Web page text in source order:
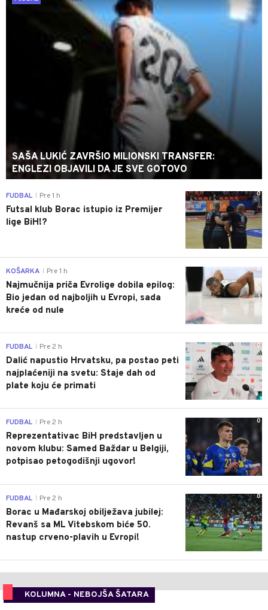
SAŠA LUKIĆ ZAVRŠIO MILIONSKI TRANSFER:
ENGLEZI OBJAVILI DA JE SVE GOTOVO
0
FUDBAL Pre 1 h
Futsal klub Borac istupio iz Premijer
lige BiH!?
0
KOŠARKA Pre 1 h
Najmučnija priča Evrolige dobila epilog:
Bio jedan od najboljih u Evropi, sada
kreće od nule
0
FUDBAL Pre 2 h
Dalić napustio Hrvatsku, pa postao peti
najplaćeniji na svetu: Staje dah od
plate koju će primati
0
FUDBAL Pre 2 h
Reprezentativac BiH predstavljen u
novom klubu: Samed Baždar u Belgiji,
potpisao petogodišnji ugovor!
0
FUDBAL Pre 2 h
Borac u Mađarskoj obilježava jubilej:
Revanš sa ML Vitebskom biće 50.
nastup crveno-plavih u Evropi!
KOLUMNA - NEBOJŠA ŠATARA